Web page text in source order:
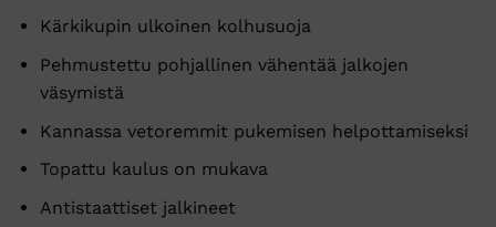
Kärkikupin ulkoinen kolhusuoja
Pehmustettu pohjallinen vähentää jalkojen
väsymistä
Kannassa vetoremmit pukemisen helpottamiseksi
Topattu kaulus on mukava
Antistaattiset jalkineet